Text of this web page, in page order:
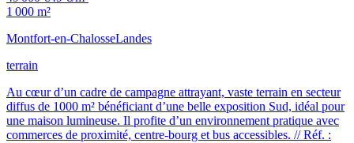
1 000 m²
Montfort-en-ChalosseLandes
terrain
Au cœur d’un cadre de campagne attrayant, vaste terrain en secteur
diffus de 1000 m² bénéficiant d’une belle exposition Sud, idéal pour
une maison lumineuse. Il profite d’un environnement pratique avec
commerces de proximité, centre-bourg et bus accessibles. // Réf. :